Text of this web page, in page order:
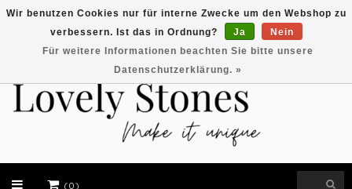
EUR
(0)
Wir benutzen Cookies nur für interne Zwecke um den Webshop zu
verbessern. Ist das in Ordnung?
Ja
Nein
Für weitere Informationen beachten Sie bitte unsere
Datenschutzerklärung. »